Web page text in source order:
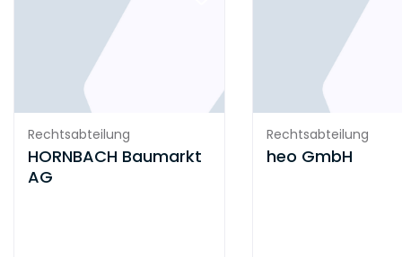
Rechtsabteilung
HORNBACH Baumarkt
AG
Rechtsabteilung
heo GmbH